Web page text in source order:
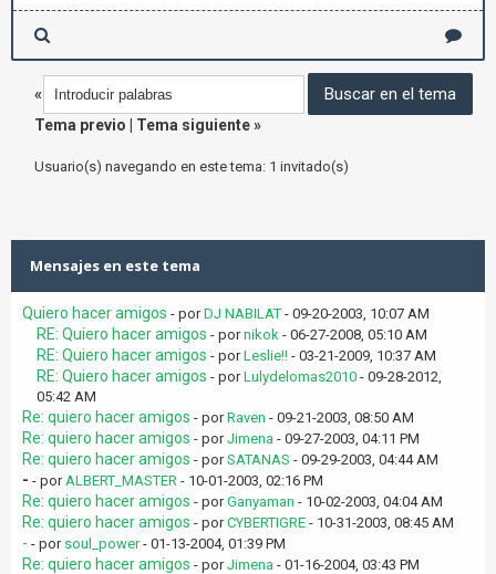
«
Tema previo
Tema siguiente»
Usuario(s) navegando en este tema: 1 invitado(s)
Mensajes en este tema
Quiero hacer amigos - porDJ NABILAT - 09-20-2003, 10:07 AM
RE: Quiero hacer amigos - pornikok - 06-27-2008, 05:10 AM
RE: Quiero hacer amigos - porLeslie!! - 03-21-2009, 10:37 AM
RE: Quiero hacer amigos - porLulydelomas2010 - 09-28-2012,
05:42 AM
Re: quiero hacer amigos - porRaven - 09-21-2003, 08:50 AM
Re: quiero hacer amigos - porJimena - 09-27-2003, 04:11 PM
Re: quiero hacer amigos - porSATANAS - 09-29-2003, 04:44 AM
- - porALBERT_MASTER - 10-01-2003, 02:16 PM
Re: quiero hacer amigos - porGanyaman - 10-02-2003, 04:04 AM
Re: quiero hacer amigos - porCYBERTIGRE - 10-31-2003, 08:45 AM
- - por soul_power- 01-13-2004, 01:39 PM
Re: quiero hacer amigos - porJimena - 01-16-2004, 03:43 PM